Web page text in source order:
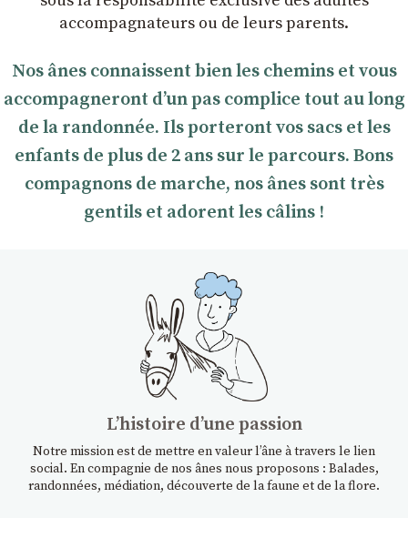
accompagnateurs ou de leurs parents.
Nos ânes connaissent bien les chemins et vous
accompagneront dʼun pas complice tout au long
de la randonnée. Ils porteront vos sacs et les
enfants de plus de 2 ans sur le parcours. Bons
compagnons de marche, nos ânes sont très
gentils et adorent les câlins !
Lʼhistoire dʼune passion
Notre mission est de mettre en valeur l’âne à travers le lien
social. En compagnie de nos ânes nous proposons : Balades,
randonnées, médiation, découverte de la faune et de la flore.